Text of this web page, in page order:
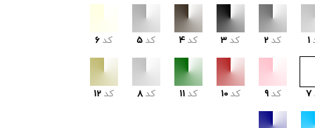
1 کد 2 کد 3 کد 4 کد 5 کد 6
7 کد 9 کد 10 کد 11 کد 8 کد 12